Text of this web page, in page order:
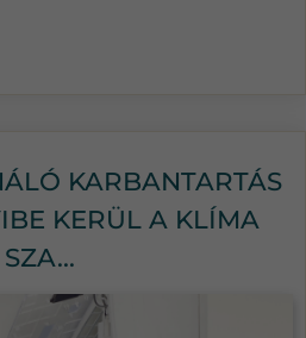
KARBANTARTÁS
KERÜL A KLÍMA
SZA...